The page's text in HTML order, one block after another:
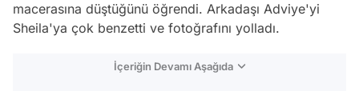
macerasına düştüğünü öğrendi. Arkadaşı Adviye'yi
Sheila'ya çok benzetti ve fotoğrafını yolladı.
İçeriğin Devamı Aşağıda